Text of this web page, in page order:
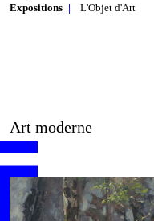
Expositions L'Objet d'Art
Art moderne